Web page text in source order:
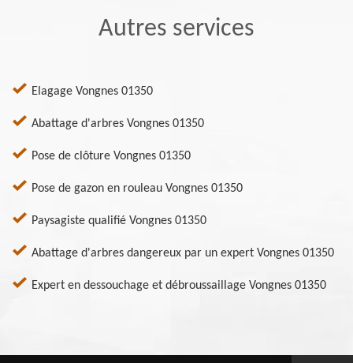
Autres services
Elagage Vongnes 01350
Abattage d'arbres Vongnes 01350
Pose de clôture Vongnes 01350
Pose de gazon en rouleau Vongnes 01350
Paysagiste qualifié Vongnes 01350
Abattage d'arbres dangereux par un expert Vongnes 01350
Expert en dessouchage et débroussaillage Vongnes 01350